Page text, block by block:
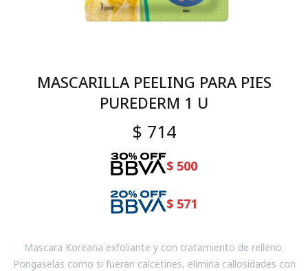
MASCARILLA PEELING PARA PIES
PUREDERM 1 U
$ 714
$ 500
$ 571
Mascara Koreana exfoliante y con tratamiento de relleno.
Pongaselas como si fueran calcetines, elimina callosidades con